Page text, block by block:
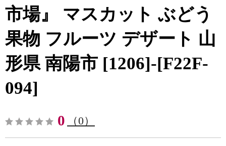
市場』 マスカット ぶどう
果物 フルーツ デザート 山
形県 南陽市 [1206]-[F22F-
094]
0 （0）